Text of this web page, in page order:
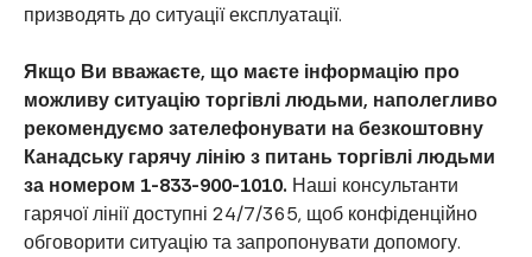
призводять до ситуації експлуатації.
Якщо Ви вважаєте, що маєте інформацію про
можливу ситуацію торгівлі людьми, наполегливо
рекомендуємо зателефонувати на безкоштовну
Канадську гарячу лінію з питань торгівлі людьми
за номером 1-833-900-1010. Наші консультанти
гарячої лінії доступні 24/7/365, щоб конфіденційно
обговорити ситуацію та запропонувати допомогу.